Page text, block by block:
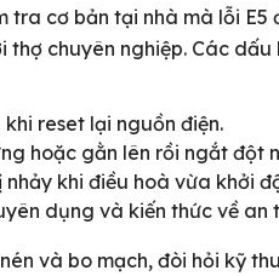
tra cơ bản tại nhà mà lỗi
thợ chuyên nghiệp. Các
reset lại nguồn điện.
hoặc gằn lên rồi ngắt đột
khi điều hoà vừa khởi
dụng và kiến thức về an
và bo mạch, đòi hỏi kỹ